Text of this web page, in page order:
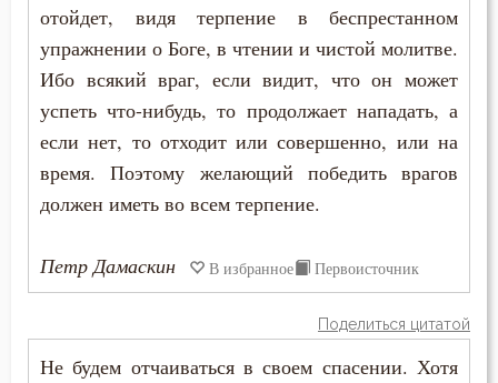
Богослужение
Богоугождение
Болезнь
Брак
Будущее
Вера
отойдет, видя терпение в беспрестанном
упражнении о Боге, в чтении и чистой молитве.
Ибо всякий враг, если видит, что он может
успеть что-нибудь, то продолжает нападать, а
если нет, то отходит или совершенно, или на
время. Поэтому желающий победить врагов
должен иметь во всем терпение.
Петр Дамаскин В избранное Первоисточник
Поделиться цитатой
Не будем отчаиваться в своем спасении. Хотя